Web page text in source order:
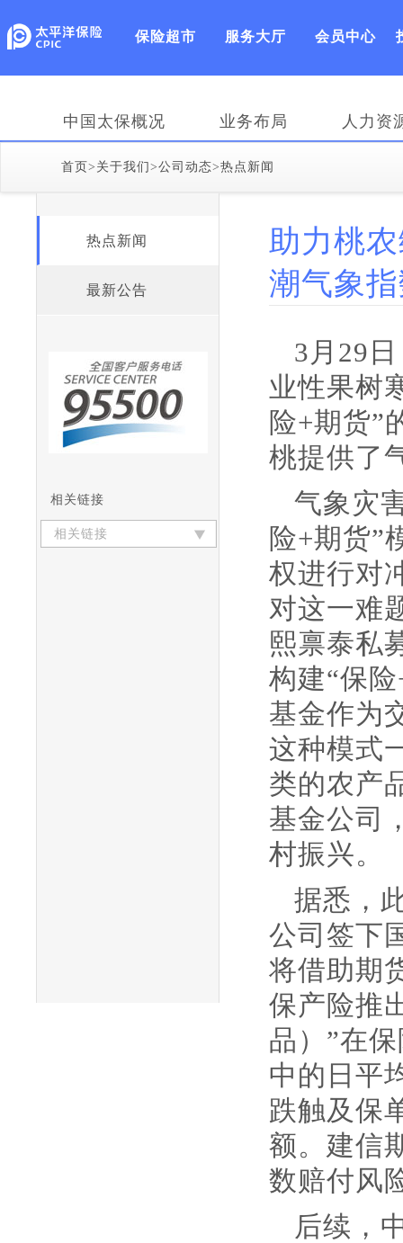
保险超市 服务大厅 会员中心
中国太保概况 业务布局 人力资
首页> 关于我们 >公司动态>热点新闻
热点新闻
最新公告
相关链接
相关链接
助力桃
潮气象
3月29
业性果树
险+期货
桃提供了
气象灾
险+期货”
权进行对
对这一难
熙禀泰私
构建“保
基金作为
这种模式
类的农产
基金公司
村振兴。
据悉，
公司签下
将借助期
保产险推
品）”在
中的日平
跌触及保
额。建信
数赔付风
后续，